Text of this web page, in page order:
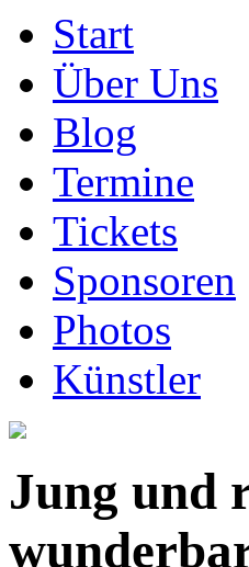
Start
Über Uns
Blog
Termine
Tickets
Sponsoren
Photos
Künstler
Jung und